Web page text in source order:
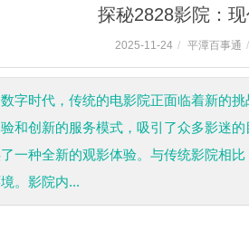
探秘2828影院：
2025-11-24 / 平潭百事通 /
字时代，传统的电影院正面临着新的
和创新的服务模式，吸引了众多影迷
一种全新的观影体验。与传统影院相
。影院内...